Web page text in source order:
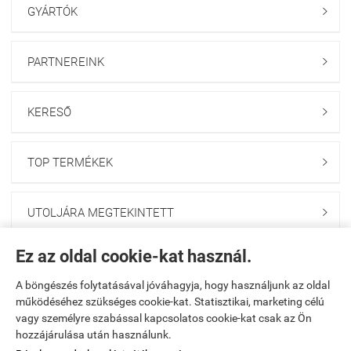
Ez az oldal cookie-kat használ.
A böngészés folytatásával jóváhagyja, hogy használjunk az oldal
működéséhez szükséges cookie-kat. Statisztikai, marketing célú
vagy személyre szabással kapcsolatos cookie-kat csak az Ön
hozzájárulása után használunk.
GYÁRTÓK 
PARTNEREINK 
KERESŐ 
TOP TERMÉKEK 
UTOLJÁRA MEGTEKINTETT 
HÍRLEVÉL FELIRATKOZÁS
Kezdőlap|Regisztráció|Kosár tartalma, megrendelés |
Rendelési feltételek|Bemutatkozás